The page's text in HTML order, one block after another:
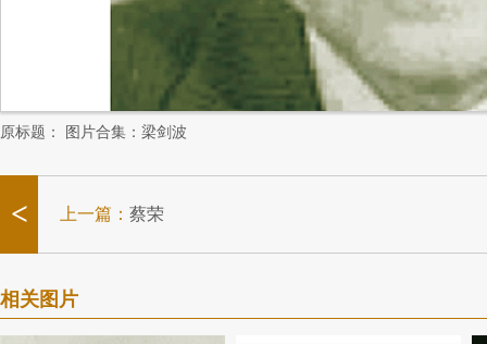
原标题： 图片合集：梁剑波
< 上一篇： 蔡荣
相关图片